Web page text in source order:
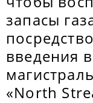
запасы
введения
«North